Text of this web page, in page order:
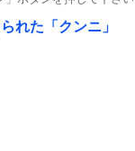
れた「クンニ」